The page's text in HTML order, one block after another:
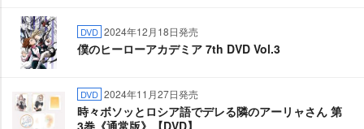
DVD 2024年12月18日発売
僕のヒーローアカデミア 7th DVD Vol.3
DVD 2024年11月27日発売
時々ボソッとロシア語でデレる隣のアーリャさん 第
3巻《通常版》【DVD】